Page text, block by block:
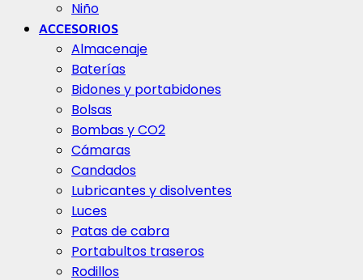
Niño
ACCESORIOS
Almacenaje
Baterías
Bidones y portabidones
Bolsas
Bombas y CO2
Cámaras
Candados
Lubricantes y disolventes
Luces
Patas de cabra
Portabultos traseros
Rodillos